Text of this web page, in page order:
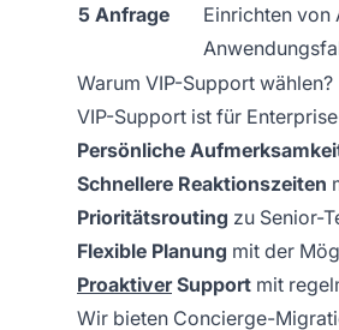
5 Anfrage
Einrichten von
Warum VIP-Support wählen?
VIP-Support ist für
Persönliche
Schnellere Reaktionszeiten
Prioritätsrouting zu Senior-
Flexible Planung mit der
ProaktiverSupport mit
Wir bieten Concierge-